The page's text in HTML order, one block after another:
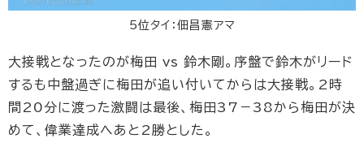
5位タイ：佃昌憲アマ
大接戦となったのが梅田 vs 鈴木剛。序盤で鈴木がリード
するも中盤過ぎに梅田が追い付いてからは大接戦。2時
間20分に渡った激闘は最後、梅田37－38から梅田が決
めて、偉業達成へあと2勝とした。